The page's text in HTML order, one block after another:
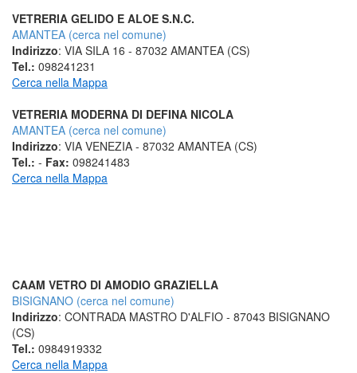
VETRERIA GELIDO E ALOE S.N.C.
AMANTEA (cerca nel comune)
Indirizzo: VIA SILA 16 - 87032 AMANTEA (CS)
Tel.: 098241231
Cerca nella Mappa
VETRERIA MODERNA DI DEFINA NICOLA
AMANTEA (cerca nel comune)
Indirizzo: VIA VENEZIA - 87032 AMANTEA (CS)
Tel.: - Fax: 098241483
Cerca nella Mappa
CAAM VETRO DI AMODIO GRAZIELLA
BISIGNANO (cerca nel comune)
Indirizzo: CONTRADA MASTRO D'ALFIO - 87043 BISIGNANO
(CS)
Tel.: 0984919332
Cerca nella Mappa